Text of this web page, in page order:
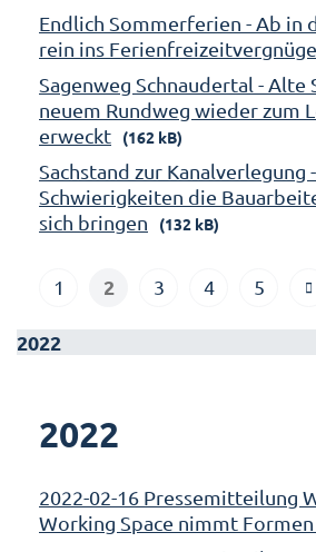
Endlich Sommerferien - Ab in
rein ins
Sagenweg Schnaudertal - Alte
neuem Rundweg wieder zum
erweckt
(162 kB)
Sachstand zur Kanalverlegung
Schwierigkeiten die
sich bringen
(132 kB)
1 2 3 4 5
2022
2022
2022-02-16 Pressemitteilung
Working Space nimmt Formen